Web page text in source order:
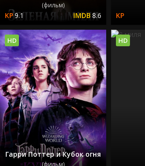
(фильм)
9.1 8.6
Гарри Поттер и Кубок огня
(фильм)
HD HD